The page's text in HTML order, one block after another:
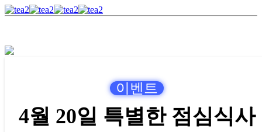
이벤트
4월 20일 특별한 점심식사